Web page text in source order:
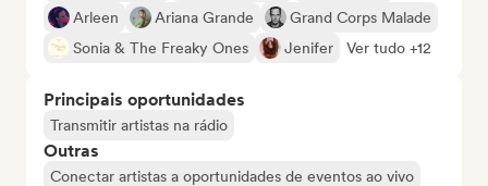
Arleen
Ariana Grande
Grand Corps Malade
Sonia & The Freaky Ones
Jenifer Ver tudo +12
Principais oportunidades
Transmitir artistas na rádio
Outras
Conectar artistas a oportunidades de eventos ao vivo